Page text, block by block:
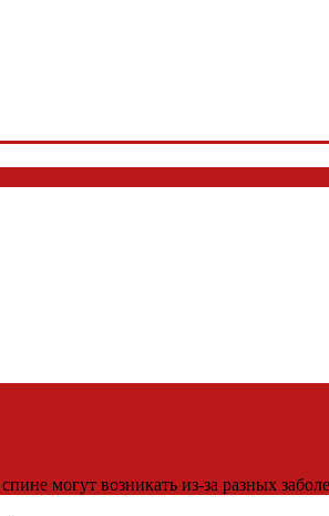
могут возникать из-за разных